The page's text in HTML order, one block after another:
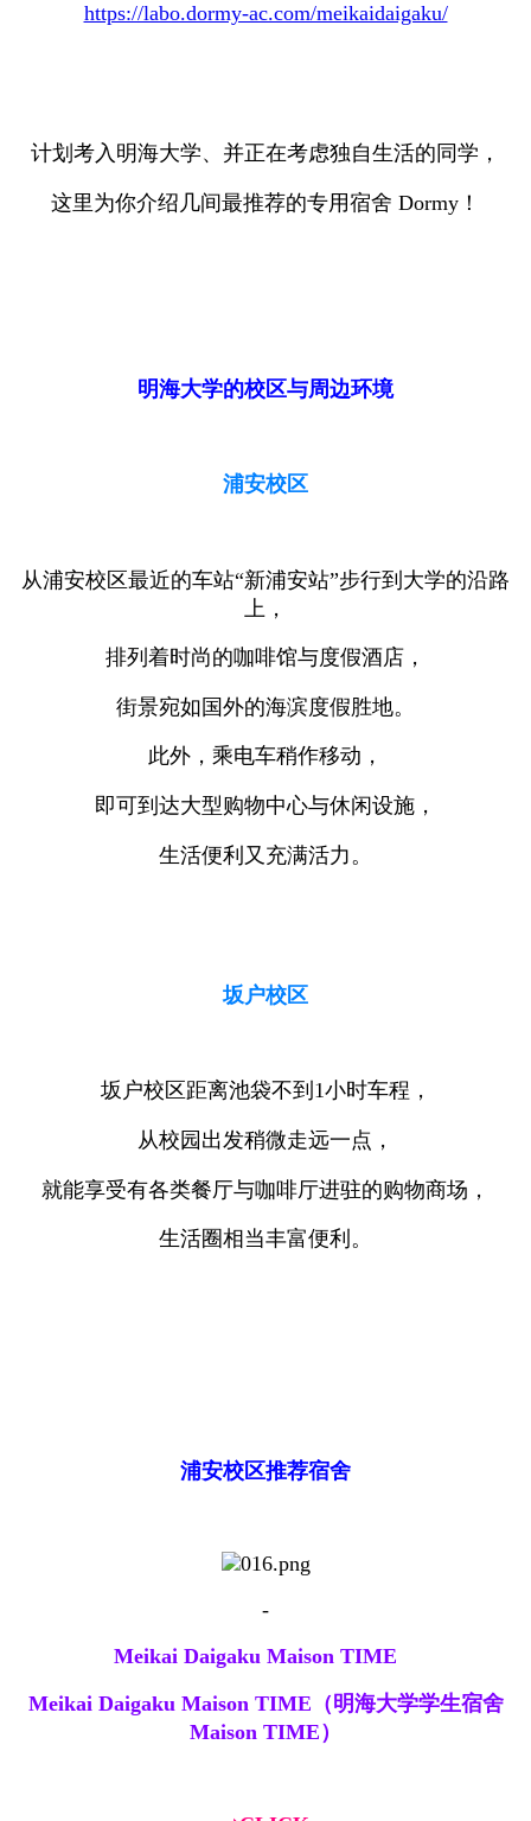
https://labo.dormy-ac.com/meikaidaigaku/
计划考入明海大学、并正在考虑独自生活的同学，
这里为你介绍几间最推荐的专用宿舍 Dormy！
明海大学的校区与周边环境
浦安校区
从浦安校区最近的车站“新浦安站”步行到大学的沿路
上，
排列着时尚的咖啡馆与度假酒店，
街景宛如国外的海滨度假胜地。
此外，乘电车稍作移动，
即可到达大型购物中心与休闲设施，
生活便利又充满活力。
坂户校区
坂户校区距离池袋不到1小时车程，
从校园出发稍微走远一点，
就能享受有各类餐厅与咖啡厅进驻的购物商场，
生活圈相当丰富便利。
浦安校区推荐宿舍
-
Meikai Daigaku Maison TIME
Meikai Daigaku Maison TIME（明海大学学生宿舍
Maison TIME）